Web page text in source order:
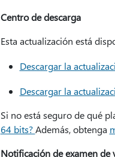
Centro de descarga
Esta actualización está
Descargar la
Descargar la
Si no está seguro de qué
64 bits?Además, obtenga
Notificación de examen de